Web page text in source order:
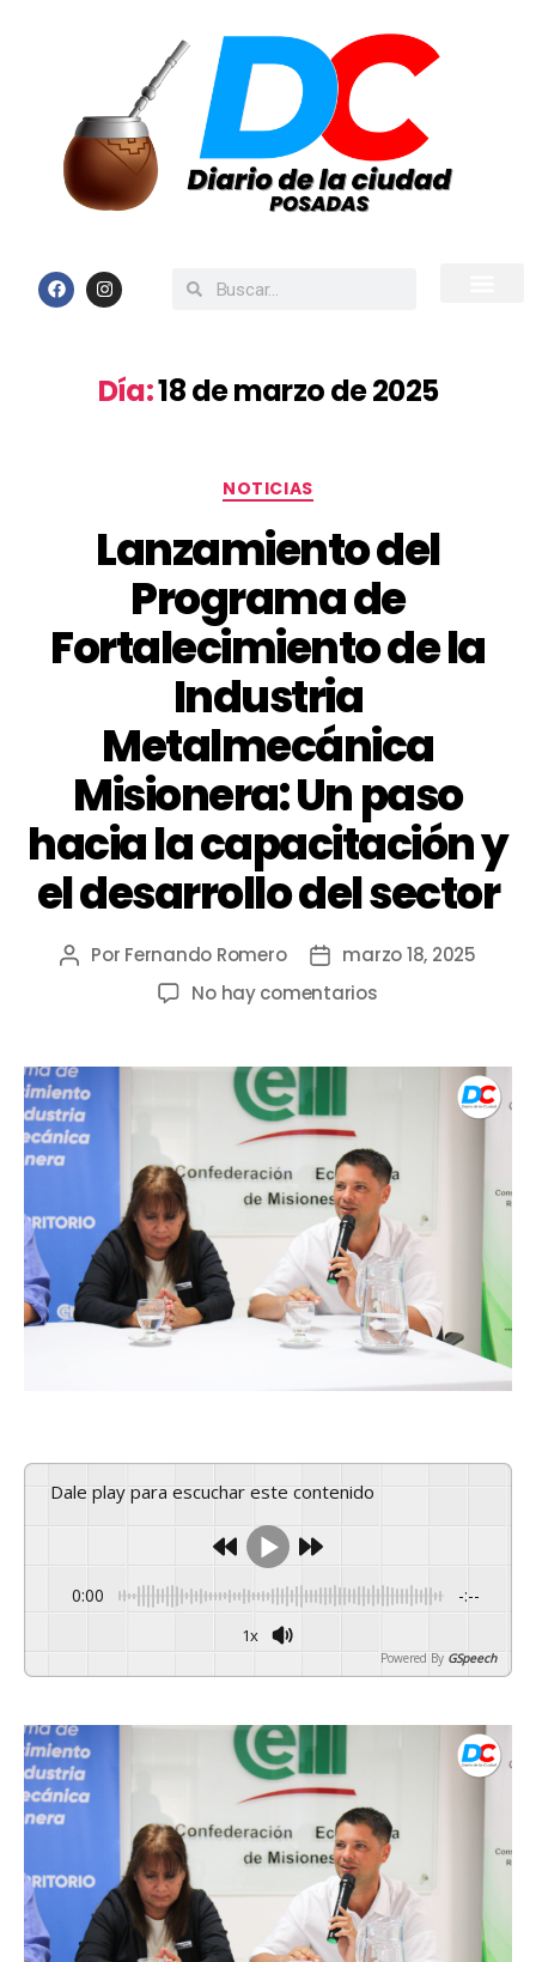
Día:18 de marzo de 2025
NOTICIAS
Lanzamiento del
Programa de
Fortalecimiento de la
Industria
Metalmecánica
Misionera: Un paso
hacia la capacitación y
el desarrollo del sector
Por Fernando Romero
marzo 18, 2025
No hay comentarios
Dale play para escuchar este contenido
0:00 -:--
1x
Powered By GSpeech